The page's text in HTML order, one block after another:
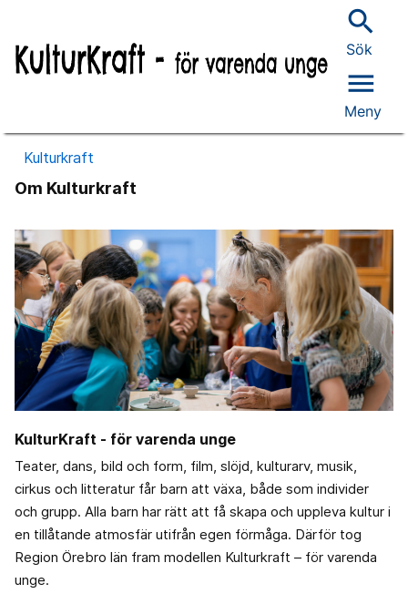
search
Sök
menu
Meny
Kulturkraft
Om Kulturkraft
KulturKraft - för varenda unge
Teater, dans, bild och form, film, slöjd, kulturarv, musik,
cirkus och litteratur får barn att växa, både som individer
och grupp. Alla barn har rätt att få skapa och uppleva kultur i
en tillåtande atmosfär utifrån egen förmåga. Därför tog
Region Örebro län fram modellen Kulturkraft – för varenda
unge.